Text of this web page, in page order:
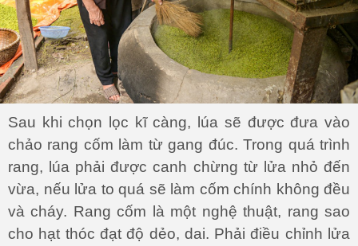
Sau khi chọn lọc kĩ càng, lúa sẽ được đưa vào
chảo rang cốm làm từ gang đúc. Trong quá trình
rang, lúa phải được canh chừng từ lửa nhỏ đến
vừa, nếu lửa to quá sẽ làm cốm chính không đều
và cháy. Rang cốm là một nghệ thuật, rang sao
cho hạt thóc đạt độ dẻo, dai. Phải điều chỉnh lửa